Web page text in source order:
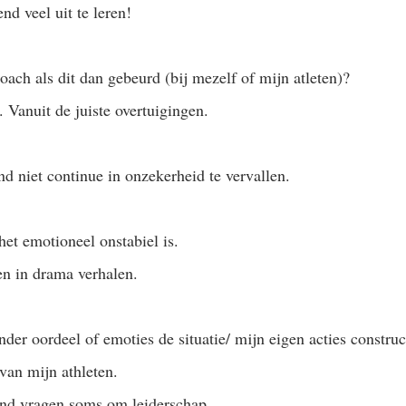
veel uit te leren!
als dit dan gebeurd (bij mezelf of mijn atleten)?
de juiste overtuigingen.
niet continue in onzekerheid te vervallen.
emotioneel onstabiel is.
in drama verhalen.
oordeel of emoties de situatie/ mijn eigen acties
mijn athleten.